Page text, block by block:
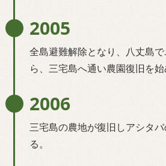
2005
全島避難解除となり、八丈島
ら、三宅島へ通い農園復旧を始
2006
三宅島の農地が復旧しアシタ
る。